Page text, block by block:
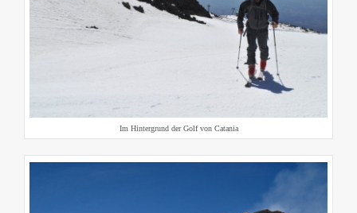
Im Hintergrund der Golf von Catania